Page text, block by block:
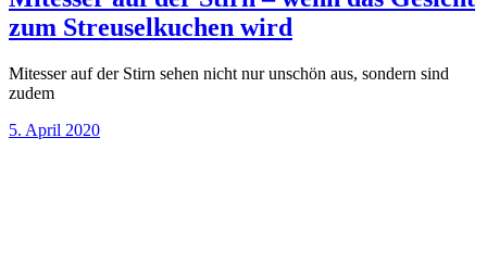
zum Streuselkuchen wird
Mitesser auf der Stirn sehen nicht nur unschön aus, sondern sind
zudem
5. April 2020